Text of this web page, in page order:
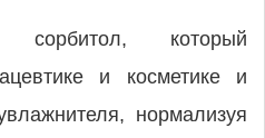
сорбитол, который
и косметике и
нормализуя